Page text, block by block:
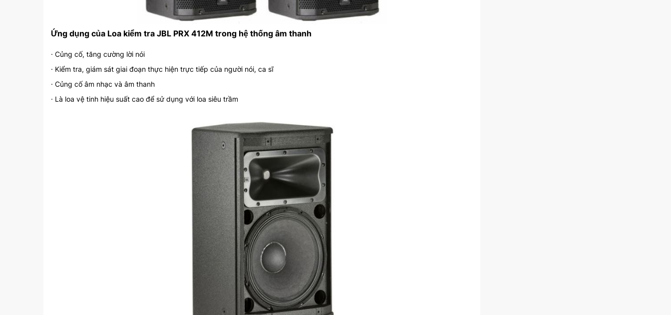
Ứng dụng của Loa kiểm tra JBL PRX 412M trong hệ thống âm thanh
· Củng cố, tăng cường lời nói
· Kiểm tra, giám sát giai đoạn thực hiện trực tiếp của người nói, ca sĩ
· Củng cố âm nhạc và âm thanh
· Là loa vệ tinh hiệu suất cao để sử dụng với loa siêu trầm